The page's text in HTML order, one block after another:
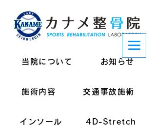
当院について お知らせ
施術内容 交通事故施術
インソール 4D-Stretch